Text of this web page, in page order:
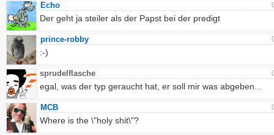
Echo
Der geht ja steiler als der Papst bei der predigt
prince-robby
:-)
sprudelflasche
egal, was der typ geraucht hat, er soll mir was abgeben...
MCB
Where is the \"holy shit\"?